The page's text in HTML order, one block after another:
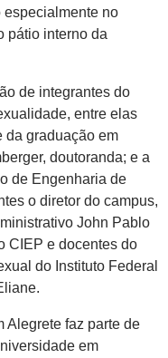
especialmente no
pátio interno da
de integrantes do
entre elas
da graduação em
doutoranda; e a
de Engenharia de
o diretor do campus,
John Pablo
CIEP e docentes do
do Instituto Federal
Alegrete faz parte de
em